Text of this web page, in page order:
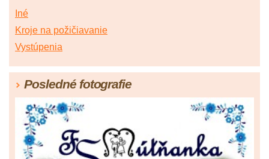
Iné
Kroje na požičiavanie
Vystúpenia
Posledné fotografie